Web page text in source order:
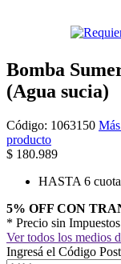
Bomba
(Agua sucia)
Código: 1063150
producto
$ 180.989
HASTA 6
5% OFF CON
* Precio sin Impuestos
Ver todos los medios
Ingresá el Código